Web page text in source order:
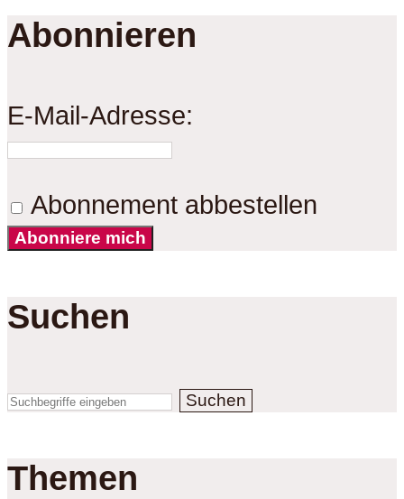
Abonnieren
E-Mail-Adresse:
Abonnement abbestellen
Abonniere mich
Suchen
Suchen
Themen